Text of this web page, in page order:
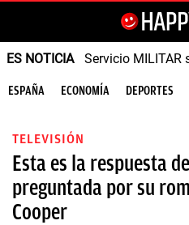
ES NOTICIA Servicio MILITAR
ESPAÑA ECONOMÍA DEPORTES
TELEVISIÓN
Esta es la respuesta
preguntada por su
Cooper